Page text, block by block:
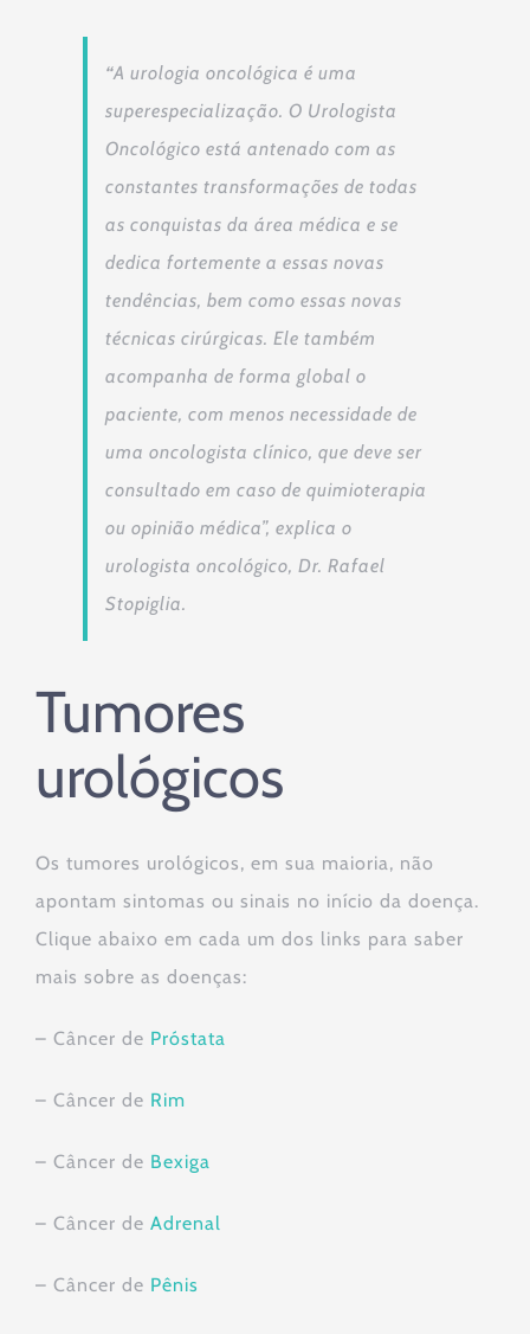
“A urologia oncológica é uma
superespecialização. O Urologista
Oncológico está antenado com as
constantes transformações de todas
as conquistas da área médica e se
dedica fortemente a essas novas
tendências, bem como essas novas
técnicas cirúrgicas. Ele também
acompanha de forma global o
paciente, com menos necessidade de
uma oncologista clínico, que deve ser
consultado em caso de quimioterapia
ou opinião médica”, explica o
urologista oncológico, Dr. Rafael
Stopiglia.
Tumores
urológicos
Os tumores urológicos, em sua maioria, não
apontam sintomas ou sinais no início da doença.
Clique abaixo em cada um dos links para saber
mais sobre as doenças:
– Câncer de Próstata
– Câncer de Rim
– Câncer de Bexiga
– Câncer de Adrenal
– Câncer de Pênis